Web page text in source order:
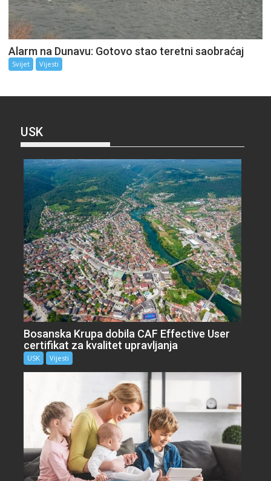
Alarm na Dunavu: Gotovo stao teretni saobraćaj
Svijet Vijesti
USK
Bosanska Krupa dobila CAF Effective User
certifikat za kvalitet upravljanja
USK Vijesti